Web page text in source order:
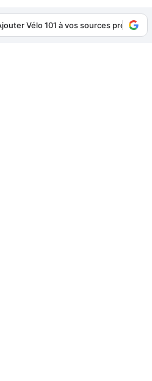
Vélo 101 à vos sources préférées